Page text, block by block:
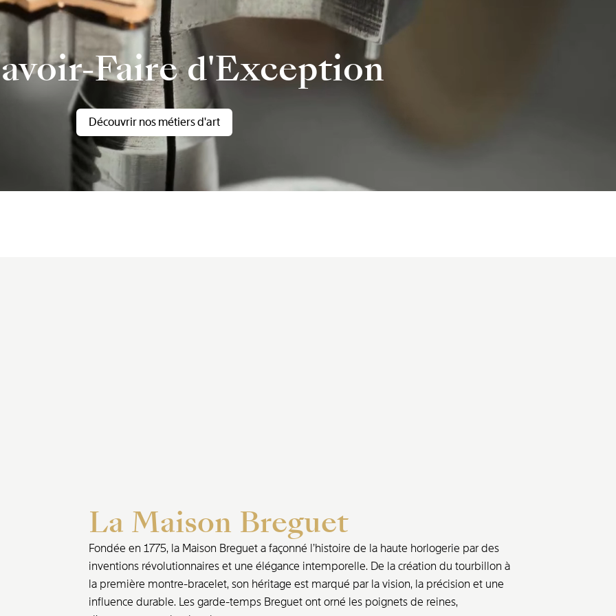
Faire d'Exception
Découvrir nos métiers d'art
La Maison Breguet
Fondée en 1775, la Maison Breguet a façonné l’histoire de la haute horlogerie par des
inventions révolutionnaires et une élégance intemporelle. De la création du tourbillon à
la première montre-bracelet, son héritage est marqué par la vision, la précision et une
influence durable. Les garde-temps Breguet ont orné les poignets de reines,